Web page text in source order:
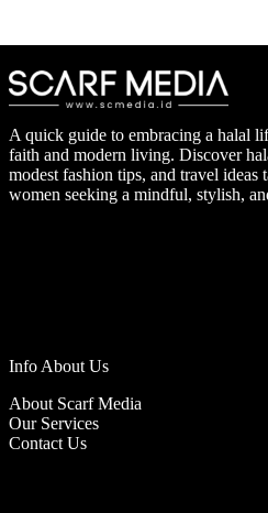
A quick guide to embracing a halal
faith and modern living. Discover
modest fashion tips, and travel
women seeking a mindful, stylish,
Info About Us
About Scarf Media
Our Services
Contact Us